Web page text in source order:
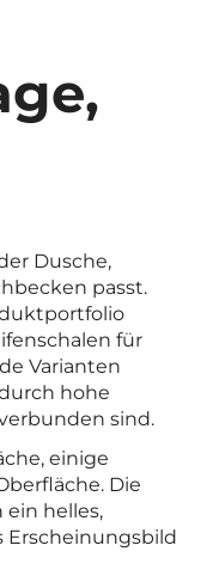
Dusche,
passt.
für
Varianten
hohe
sind.
einige
Die
helles,